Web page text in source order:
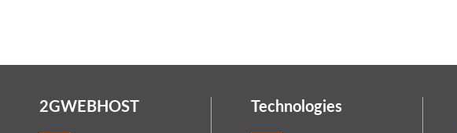
2GWEBHOST Technologies